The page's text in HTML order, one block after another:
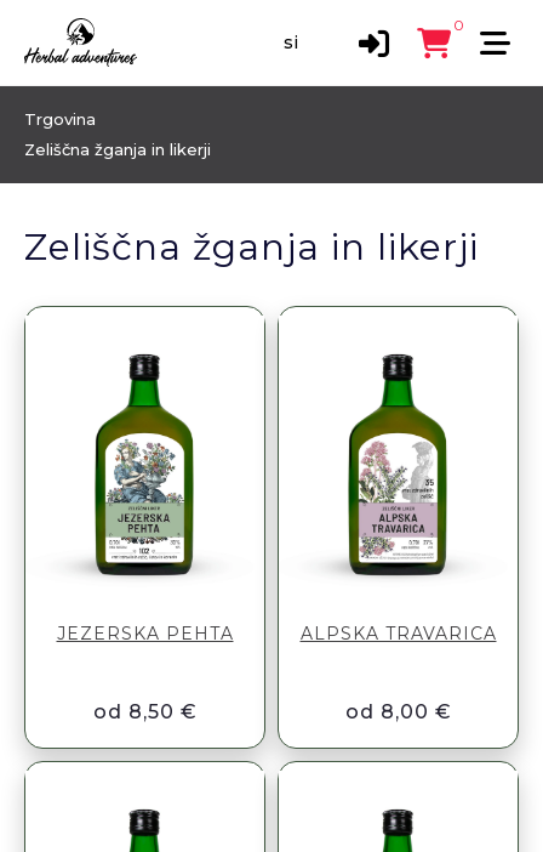
0
Trgovina
Zeliščna žganja in likerji
Zeliščna žganja in likerji
JEZERSKA PEHTA
od 8,50 €
ALPSKA TRAVARICA
od 8,00 €